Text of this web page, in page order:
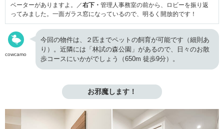
ベーターがありますよ。／右下・ 管理人事務室の前から、ロビーを振り返
ってみました。一面ガラス窓になっているので、明るく開放的です！
cowcamo
今回の物件は、２匹までペットの飼育が可能です（細則あ
り）。近隣には「林試の森公園」があるので、日々のお散
歩コースにいかがでしょう（650m 徒歩9分）。
お邪魔します！